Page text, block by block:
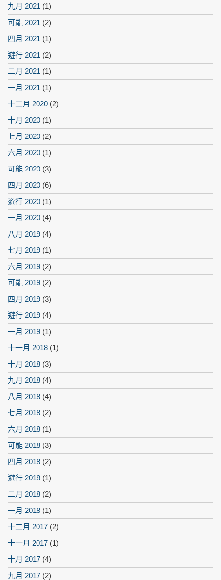
九月 2021 (1)
可能 2021 (2)
四月 2021 (1)
遊行 2021 (2)
二月 2021 (1)
一月 2021 (1)
十二月 2020 (2)
十月 2020 (1)
七月 2020 (2)
六月 2020 (1)
可能 2020 (3)
四月 2020 (6)
遊行 2020 (1)
一月 2020 (4)
八月 2019 (4)
七月 2019 (1)
六月 2019 (2)
可能 2019 (2)
四月 2019 (3)
遊行 2019 (4)
一月 2019 (1)
十一月 2018 (1)
十月 2018 (3)
九月 2018 (4)
八月 2018 (4)
七月 2018 (2)
六月 2018 (1)
可能 2018 (3)
四月 2018 (2)
遊行 2018 (1)
二月 2018 (2)
一月 2018 (1)
十二月 2017 (2)
十一月 2017 (1)
十月 2017 (4)
九月 2017 (2)